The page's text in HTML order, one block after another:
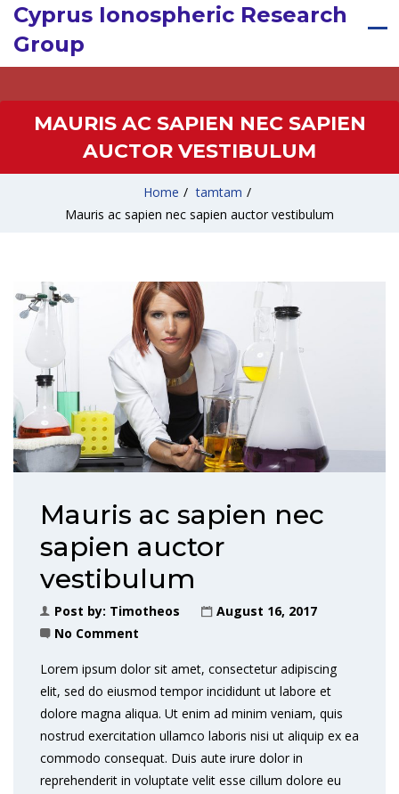
Cyprus Ionospheric Research
Group
MAURIS AC SAPIEN NEC SAPIEN
AUCTOR VESTIBULUM
Home / tamtam /
Mauris ac sapien nec sapien auctor vestibulum
Mauris ac sapien nec
sapien auctor
vestibulum
Post by: Timotheos
August 16, 2017
No Comment
Lorem ipsum dolor sit amet, consectetur adipiscing
elit, sed do eiusmod tempor incididunt ut labore et
dolore magna aliqua. Ut enim ad minim veniam, quis
nostrud exercitation ullamco laboris nisi ut aliquip ex ea
commodo consequat. Duis aute irure dolor in
reprehenderit in voluptate velit esse cillum dolore eu